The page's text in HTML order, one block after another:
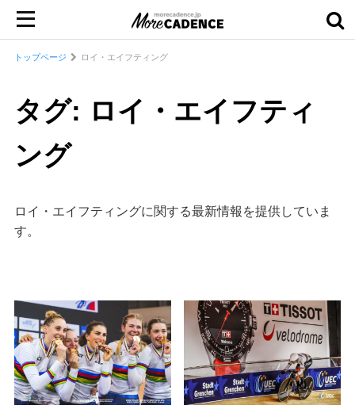
トップページ ロイ・エイフティング
タグ: ロイ・エイフティ
ング
ロイ・エイフティングに関する最新情報を提供していま
す。